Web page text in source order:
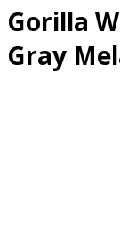
Gorilla
Gray